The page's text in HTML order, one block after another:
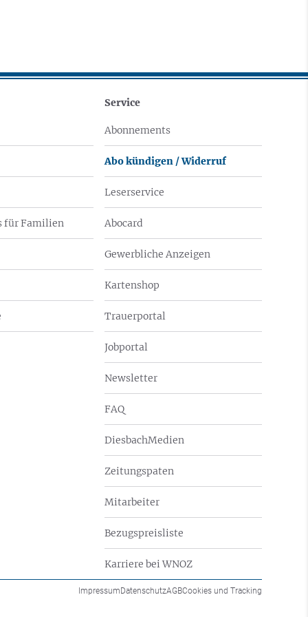
für Familien
Service
Abonnements
Abo kündigen / Widerruf
Leserservice
Abocard
Gewerbliche Anzeigen
Kartenshop
Trauerportal
Jobportal
Newsletter
FAQ
DiesbachMedien
Zeitungspaten
Mitarbeiter
Bezugspreisliste
Karriere bei WNOZ
ImpressumDatenschutzAGBCookies und Tracking